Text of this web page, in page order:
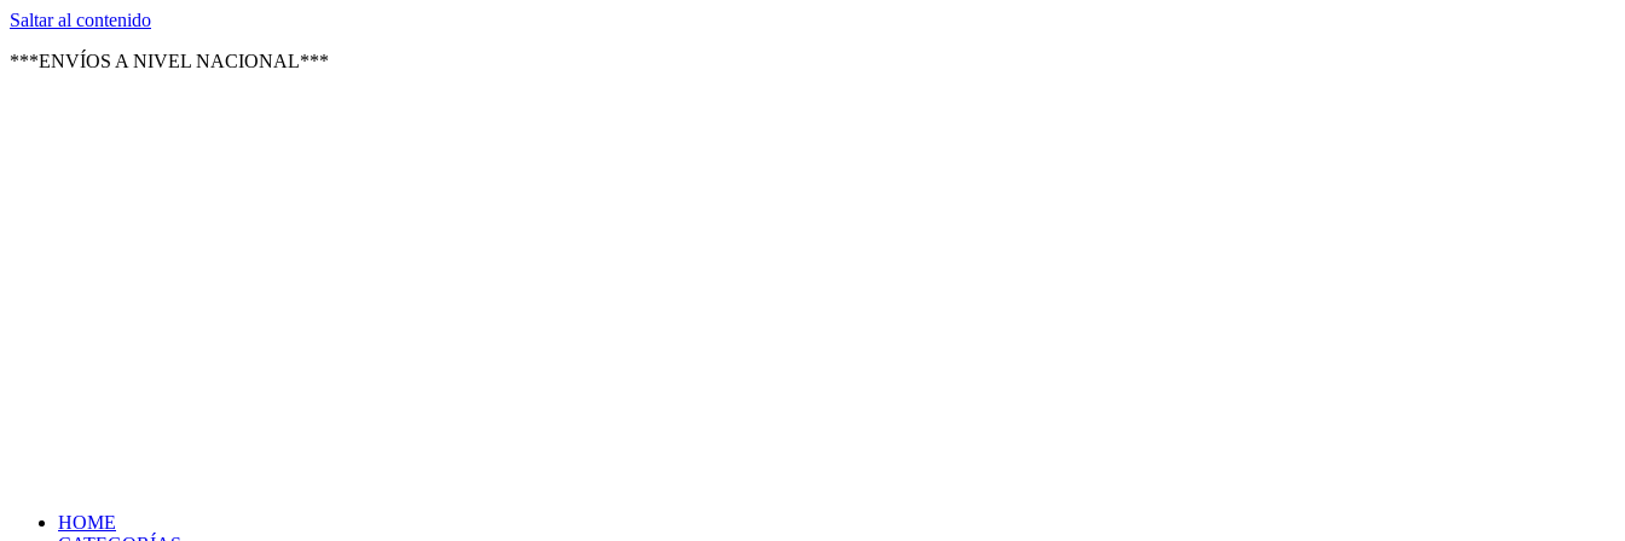
Texsal Venezuela – Distribuidora oficial de WD-40, Sonax, Armor All, Little Trees, H-7 y más en
Saltar al contenido
***ENVÍOS A NIVEL NACIONAL***
HOME